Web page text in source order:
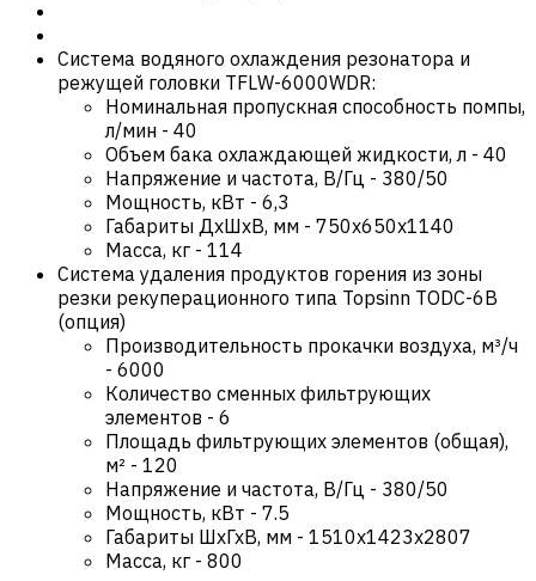
Система водяного охлаждения резонатора и
режущей головки TFLW-6000WDR:
Номинальная пропускная способность помпы,
л/мин - 40
Объем бака охлаждающей жидкости, л - 40
Напряжение и частота, В/Гц - 380/50
Мощность, кВт - 6,3
Габариты ДхШхВ, мм - 750х650х1140
Масса, кг - 114
Система удаления продуктов горения из зоны
резки рекуперационного типа Topsinn TODC-6B
(опция)
Производительность прокачки воздуха, м³/ч
- 6000
Количество сменных фильтрующих
элементов - 6
Площадь фильтрующих элементов (общая),
м² - 120
Напряжение и частота, В/Гц - 380/50
Мощность, кВт - 7.5
Габариты ШхГхВ, мм - 1510x1423x2807
Масса, кг - 800